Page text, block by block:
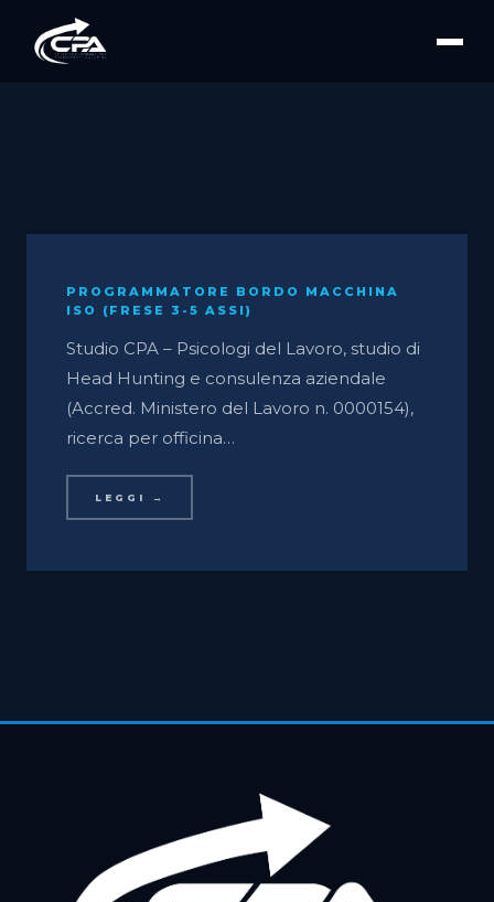
PROGRAMMATORE BORDO MACCHINA
ISO (FRESE 3-5 ASSI)
Studio CPA – Psicologi del Lavoro, studio di
Head Hunting e consulenza aziendale
(Accred. Ministero del Lavoro n. 0000154),
ricerca per officina…
LEGGI →